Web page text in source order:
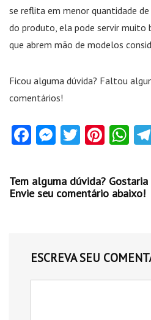
se reflita em menor quantidade
do produto, ela pode servir muito
que abrem mão de modelos
Ficou alguma dúvida? Faltou
comentários!
Fa
b
o
M
se
n
T
itt
er
Pi
er
es
W
ts
A
Tem alguma dúvida?
Envie seu comentário abaixo!
ESCREVA SEU